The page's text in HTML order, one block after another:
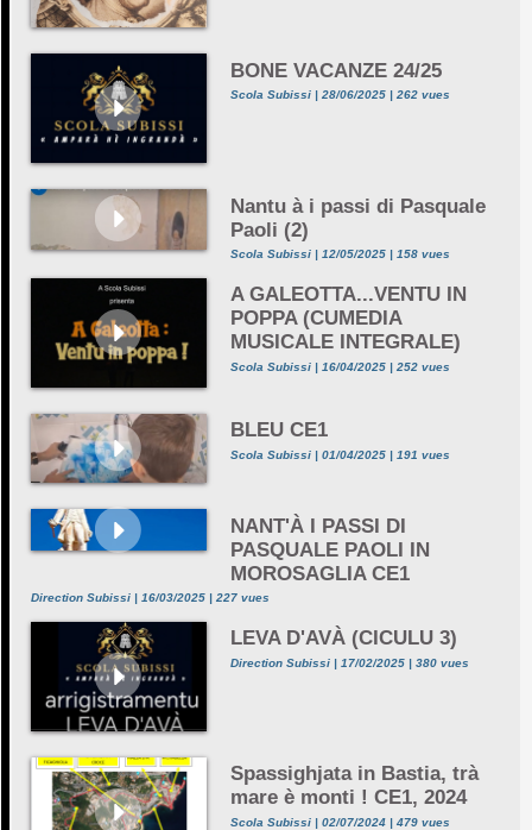
BONE VACANZE 24/25
Scola Subissi | 28/06/2025 | 262 vues
Nantu à i passi di Pasquale
Paoli (2)
Scola Subissi | 12/05/2025 | 158 vues
A GALEOTTA...VENTU IN
POPPA (CUMEDIA
MUSICALE INTEGRALE)
Scola Subissi | 16/04/2025 | 252 vues
BLEU CE1
Scola Subissi | 01/04/2025 | 191 vues
NANT'À I PASSI DI
PASQUALE PAOLI IN
MOROSAGLIA CE1
Direction Subissi | 16/03/2025 | 227 vues
LEVA D'AVÀ (CICULU 3)
Direction Subissi | 17/02/2025 | 380 vues
Spassighjata in Bastia, trà
mare è monti ! CE1, 2024
Scola Subissi | 02/07/2024 | 479 vues